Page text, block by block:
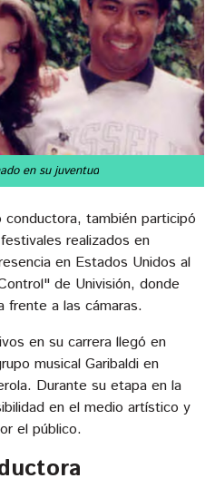
en su juventud
también participó
realizados en
en Estados Unidos al
de Univisión, donde
frente a las cámaras.
en su carrera llegó en
musical Garibaldi en
Durante su etapa en la
en el medio artístico y
el público.